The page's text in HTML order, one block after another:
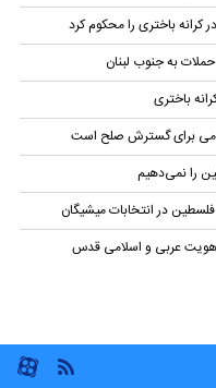
باختری را محکوم کرد
باختری
برای گسترش صلح است
را نمی‌دهیم
در انتخابات میشیگان
هویت عربی و اسلامی قدس